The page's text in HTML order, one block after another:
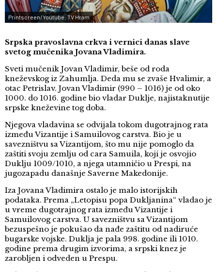
Printscreen/Youtube: TV Hram
Srpska pravoslavna crkva i vernici danas slave
svetog mučenika Jovana Vladimira.
Sveti mučenik Jovan Vladimir, beše od roda
kneževskog iz Zahumlja. Deda mu se zvaše Hvalimir, a
otac Petrislav. Jovan Vladimir (990 – 1016) je od oko
1000. do 1016. godine bio vladar Duklje, najistaknutije
srpske kneževine tog doba.
Njegova vladavina se odvijala tokom dugotrajnog rata
između Vizantije i Samuilovog carstva. Bio je u
savezništvu sa Vizantijom, što mu nije pomoglo da
zaštiti svoju zemlju od cara Samuila, koji je osvojio
Duklju 1009/1010, a njega utamničio u Prespi, na
jugozapadu današnje Saverne Makedonije.
Iza Jovana Vladimira ostalo je malo istorijskih
podataka. Prema „Letopisu popa Dukljanina“ vladao je
u vreme dugotrajnog rata između Vizantije i
Samuilovog carstva. U savezništvu sa Vizantijom
bezuspešno je pokušao da nađe zaštitu od nadiruće
bugarske vojske. Duklja je pala 998. godine ili 1010.
godine prema drugim izvorima, a srpski knez je
zarobljen i odveden u Prespu.